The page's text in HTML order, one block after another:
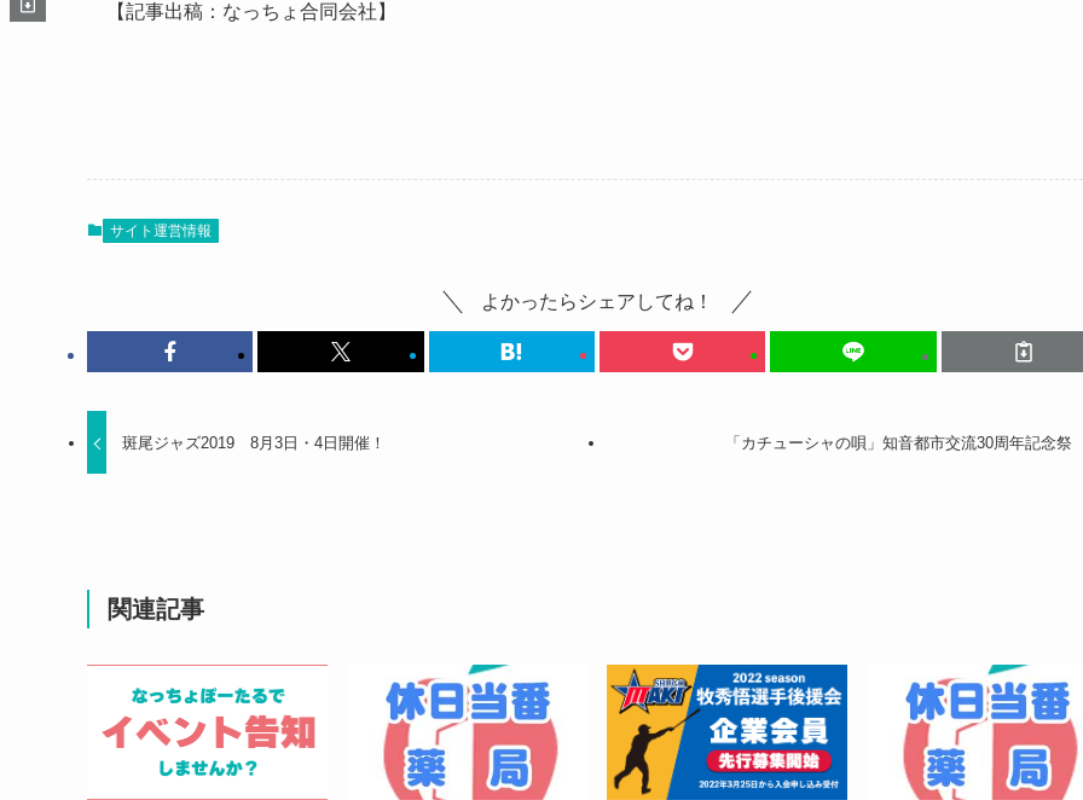
【記事出稿：なっちょ合同会社】
サイト運営情報
よかったらシェアしてね！
斑尾ジャズ2019 8月3日・4日開催！ 「カチューシャの唄」知音都市交流30周年記念祭
関連記事